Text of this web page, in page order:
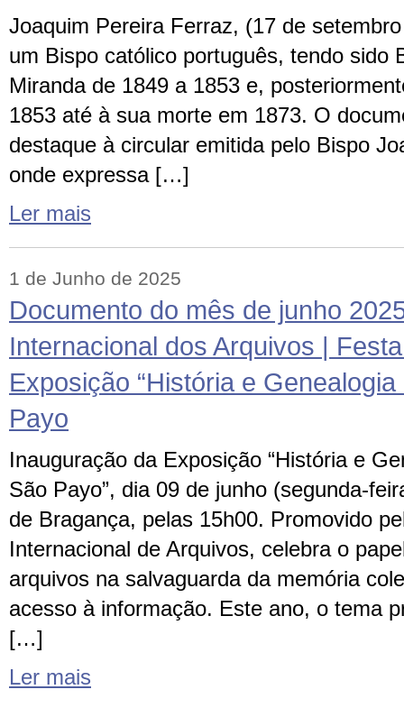
Joaquim Pereira Ferraz, (17 de
um Bispo católico português, tendo sido
Miranda de 1849 a 1853 e,
1853 até à sua morte em 1873. O
destaque à circular emitida pelo Bispo
onde expressa […]
Ler mais
1 de Junho de 2025
Documento do mês de junho
Internacional dos Arquivos |
Exposição “História e
Payo
Inauguração da Exposição “História e
São Payo”, dia 09 de junho (segunda-
de Bragança, pelas 15h00. Promovido
Internacional de Arquivos, celebra o
arquivos na salvaguarda da memória
acesso à informação. Este ano, o tema
[…]
Ler mais